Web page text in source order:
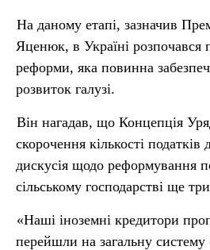
На даному етапі, зазначив
Яценюк, в Україні розпочався
реформи, яка повинна
розвиток галузі.
Він нагадав, що Концепція
скорочення кількості
дискусія щодо реформування
сільському господарстві ще
«Наші іноземні кредитори
перейшли на загальну